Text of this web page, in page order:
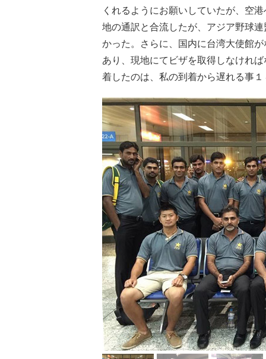
くれるようにお願いしていたが、空
地の通訳と合流したが、アジア野球
かった。さらに、国内に台湾大使館
あり、現地にてビザを取得しなけれ
着したのは、私の到着から遅れる事